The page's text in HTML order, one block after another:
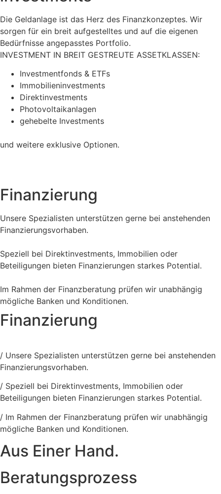
Die Geldanlage ist das Herz des Finanzkonzeptes. Wir
sorgen für ein breit aufgestelltes und auf die eigenen
Bedürfnisse angepasstes Portfolio.
INVESTMENT IN BREIT GESTREUTE ASSETKLASSEN:
Investmentfonds & ETFs
Immobilieninvestments
Direktinvestments
Photovoltaikanlagen
gehebelte Investments
und weitere exklusive Optionen.
Finanzierung
Unsere Spezialisten unterstützen gerne bei anstehenden
Finanzierungsvorhaben.
Speziell bei Direktinvestments, Immobilien oder
Beteiligungen bieten Finanzierungen starkes Potential.
Im Rahmen der Finanzberatung prüfen wir unabhängig
mögliche Banken und Konditionen.
Finanzierung
/ Unsere Spezialisten unterstützen gerne bei anstehenden
Finanzierungsvorhaben.
/ Speziell bei Direktinvestments, Immobilien oder
Beteiligungen bieten Finanzierungen starkes Potential.
/ Im Rahmen der Finanzberatung prüfen wir unabhängig
mögliche Banken und Konditionen.
Aus Einer Hand.
Beratungsprozess